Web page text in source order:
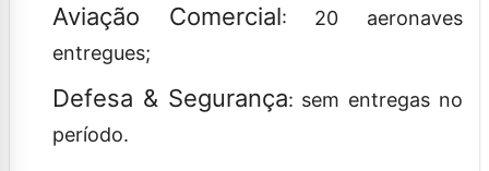
Aviação Comercial: 20 aeronaves
entregues;
Defesa & Segurança: sem entregas no
período.